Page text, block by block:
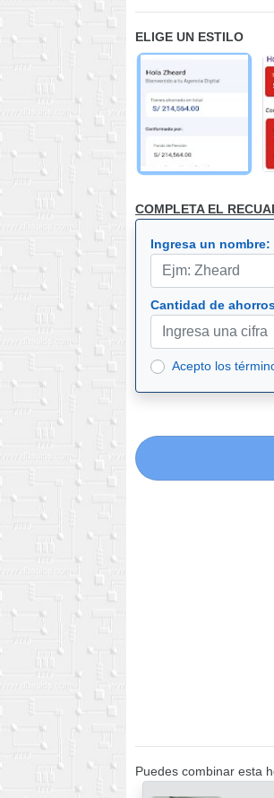
ELIGE UN ESTILO
ESTILO 1
COMPLETA EL
Ingresa un nombre:
Cantidad de
Acepto los
Puedes combinar esta